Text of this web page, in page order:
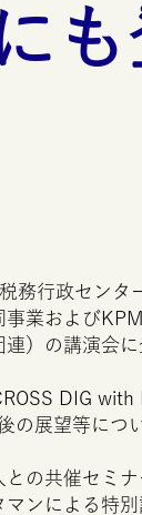
務行政センタ
事業および
）の講演会に
DIG with
の展望等につ
との共催セミ
ンによる特別